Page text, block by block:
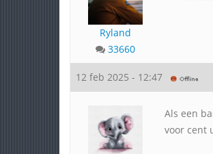
Ryland
33660
12 feb 2025 - 12:47
Als een
voor cent